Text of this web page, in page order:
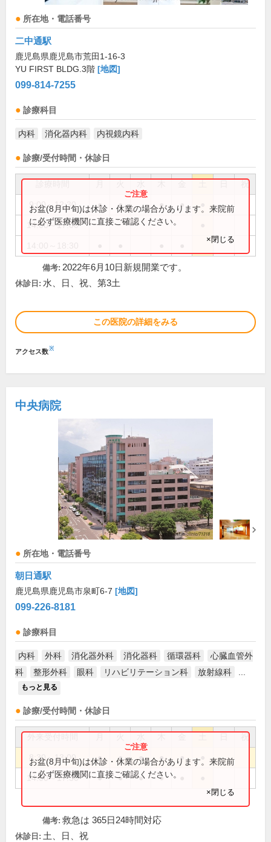
所在地・電話番号
二中通駅
鹿児島県鹿児島市荒田1-16-3
YU FIRST BLDG.3階 [地図]
099-814-7255
診療科目
内科 消化器内科 内視鏡内科
診療/受付時間・休診日
祝
9:00～12:30 ● ● ● ●
14:00～17:00
お盆(8月中旬)は休診・休業の場合があります。来院前
に必ず医療機関に直接ご確認ください。
×閉じる
備考: 2022年6月10日新規開業です。
休診日: 水、日、祝、第3土
この医院の詳細をみる
アクセス数※
中央病院
所在地・電話番号
朝日通駅
鹿児島県鹿児島市泉町6-7 [地図]
099-226-8181
診療科目
内科 外科 消化器外科 消化器科 循環器科
心臓血管外
科
整形外科 眼科 リハビリテーション科 放射線科
もっと見る
診療/受付時間・休診日
祝
8:30～13:00 ● ● ● ● ●
14:00～17:30 ● ● ● ●
お盆(8月中旬)は休診・休業の場合があります。来院前
に必ず医療機関に直接ご確認ください。
×閉じる
備考: 救急は 365日24時間対応
休診日: 土、日、祝